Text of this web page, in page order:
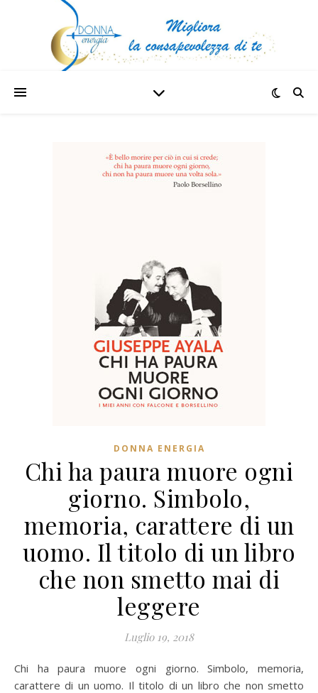
DONNA ENERGIA
Chi ha paura muore ogni
giorno. Simbolo,
memoria, carattere di un
uomo. Il titolo di un libro
che non smetto mai di
leggere
Luglio 19, 2018
Chi ha paura muore ogni giorno. Simbolo, memoria,
carattere di un uomo. Il titolo di un libro che non smetto